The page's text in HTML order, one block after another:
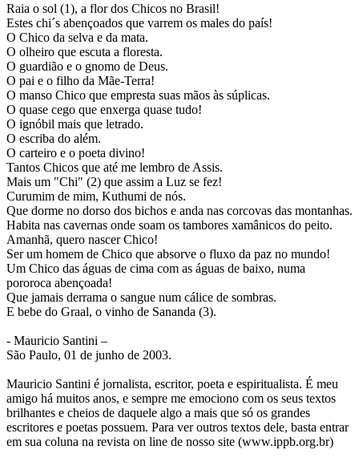
Raia o sol (1), a flor dos Chicos no Brasil!
Estes chi´s abençoados que varrem os males do país!
O Chico da selva e da mata.
O olheiro que escuta a floresta.
O guardião e o gnomo de Deus.
O pai e o filho da Mãe-Terra!
O manso Chico que empresta suas mãos às súplicas.
O quase cego que enxerga quase tudo!
O ignóbil mais que letrado.
O escriba do além.
O carteiro e o poeta divino!
Tantos Chicos que até me lembro de Assis.
Mais um "Chi" (2) que assim a Luz se fez!
Curumim de mim, Kuthumi de nós.
Que dorme no dorso dos bichos e anda nas corcovas das montanhas.
Habita nas cavernas onde soam os tambores xamânicos do peito.
Amanhã, quero nascer Chico!
Ser um homem de Chico que absorve o fluxo da paz no mundo!
Um Chico das águas de cima com as águas de baixo, numa
pororoca abençoada!
Que jamais derrama o sangue num cálice de sombras.
E bebe do Graal, o vinho de Sananda (3).
- Mauricio Santini –
São Paulo, 01 de junho de 2003.
Mauricio Santini é jornalista, escritor, poeta e espiritualista. É meu
amigo há muitos anos, e sempre me emociono com os seus textos
brilhantes e cheios de daquele algo a mais que só os grandes
escritores e poetas possuem. Para ver outros textos dele, basta entrar
em sua coluna na revista on line de nosso site (www.ippb.org.br)